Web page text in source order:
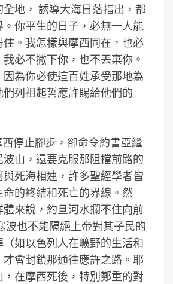
地， 誘導大海日落指出，都
你平生的日子，必無一人能
。我怎樣與摩西同在，也必
必不撇下你，也不丟棄你。
為你必使這百姓承受那地為
列祖起誓應許賜給他們的
停止腳步，卻命令約書亞繼
山，還要克服那阻擋前路的
死海相連，許多聖經學者皆
的終結和死亡的界線。然
來說，約旦河水攔不住向前
波也不能隔絕上帝對其子民的
如以色列人在曠野的生活和
會封鎖那通往應許之路。耶
在摩西死後，特別鄭重的對